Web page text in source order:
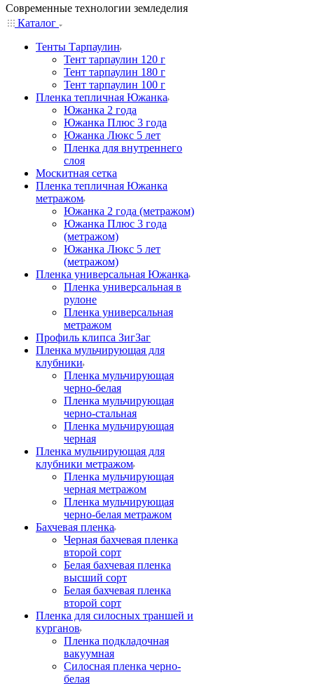
Современные технологии земледелия
Каталог
Тенты Тарпаулин
Тент тарпаулин 120 г
Тент тарпаулин 180 г
Тент тарпаулин 100 г
Пленка тепличная Южанка
Южанка 2 года
Южанка Плюс 3 года
Южанка Люкс 5 лет
Пленка для внутреннего
слоя
Москитная сетка
Пленка тепличная Южанка
метражом
Южанка 2 года (метражом)
Южанка Плюс 3 года
(метражом)
Южанка Люкс 5 лет
(метражом)
Пленка универсальная Южанка
Пленка универсальная в
рулоне
Пленка универсальная
метражом
Профиль клипса ЗигЗаг
Пленка мульчирующая для
клубники
Пленка мульчирующая
черно-белая
Пленка мульчирующая
черно-стальная
Пленка мульчирующая
черная
Пленка мульчирующая для
клубники метражом
Пленка мульчирующая
черная метражом
Пленка мульчирующая
черно-белая метражом
Бахчевая пленка
Черная бахчевая пленка
второй сорт
Белая бахчевая пленка
высший сорт
Белая бахчевая пленка
второй сорт
Пленка для силосных траншей и
курганов
Пленка подкладочная
вакуумная
Силосная пленка черно-
белая